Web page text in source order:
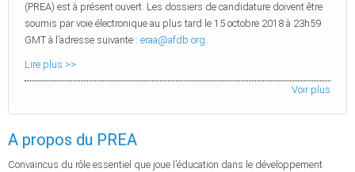
(PREA) est à présent ouvert. Les dossiers de candidature doivent être
soumis par voie électronique au plus tard le 15 octobre 2018 à 23h59
GMT à l’adresse suivante : eraa@afdb.org.
Lire plus >>
Voir plus
A propos du PREA
Convaincus du rôle essentiel que joue l’éducation dans le développement